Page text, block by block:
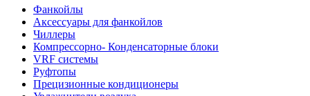
Фанкойлы
Аксессуары для фанкойлов
Чиллеры
Компрессорно- Конденсаторные блоки
VRF системы
Руфтопы
Прецизионные кондиционеры